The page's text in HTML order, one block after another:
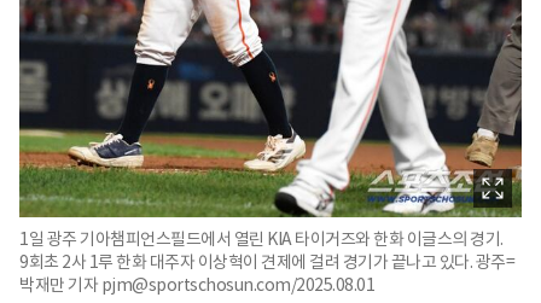
1일 광주 기아챔피언스필드에서 열린 KIA 타이거즈와 한화 이글스의 경기.
9회초 2사 1루 한화 대주자 이상혁이 견제에 걸려 경기가 끝나고 있다. 광주=
박재만 기자 pjm@sportschosun.com/2025.08.01